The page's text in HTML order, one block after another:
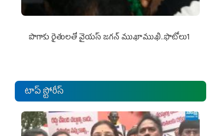
పొగాకు రైతుల‌తో వైయ‌స్ జ‌గ‌న్ ముఖాముఖి..ఫొటోలు1
టాప్ స్టోరీస్